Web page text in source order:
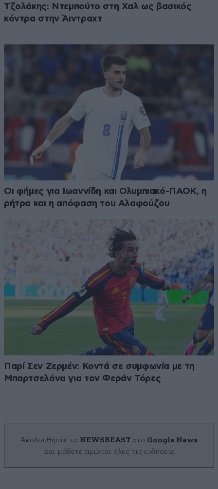
Τζολάκης: Ντεμπούτο στη Χαλ ως βασικός
κόντρα στην Άιντραχτ
Οι φήμες για Ιωαννίδη και Ολυμπιακό-ΠΑΟΚ, η
ρήτρα και η απόφαση του Αλαφούζου
Παρί Σεν Ζερμέν: Κοντά σε συμφωνία με τη
Μπαρτσελόνα για τον Φεράν Τόρες
Ακολουθήστε το NEWSBEAST στο Google News
και μάθετε πρώτοι όλες τις ειδήσεις